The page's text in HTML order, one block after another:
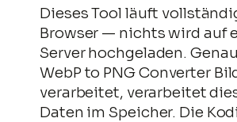
Dieses Tool läuft
Browser — nichts wird auf
Server hochgeladen.
WebP to PNG Converter
verarbeitet, verarbeitet
Daten im Speicher. Die